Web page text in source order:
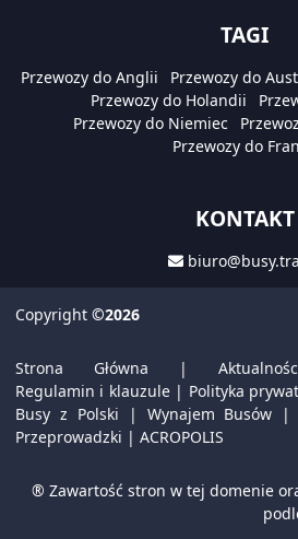
TAGI
Przewozy do Anglii Przewozy do
Przewozy do Holandii
Przewozy do Niemiec
Przewozy do
KONTAKT
Copyright ©2026
Strona Główna |
Regulamin i klauzule| Polityka
Busy z Polski | Wynajem Busów
Przeprowadzki | ACROPOLIS
® Zawartość stron w tej domenie